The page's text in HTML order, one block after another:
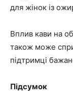
для жінок із
Вплив кави на
також може
підтримці
Підсумок